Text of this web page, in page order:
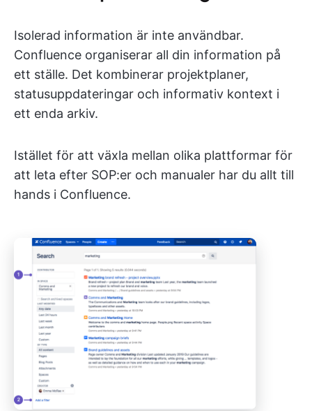
Isolerad information är inte användbar.
Confluence organiserar all din information på
ett ställe. Det kombinerar projektplaner,
statusuppdateringar och informativ kontext i
ett enda arkiv.
Istället för att växla mellan olika plattformar för
att leta efter SOP:er och manualer har du allt till
hands i Confluence.